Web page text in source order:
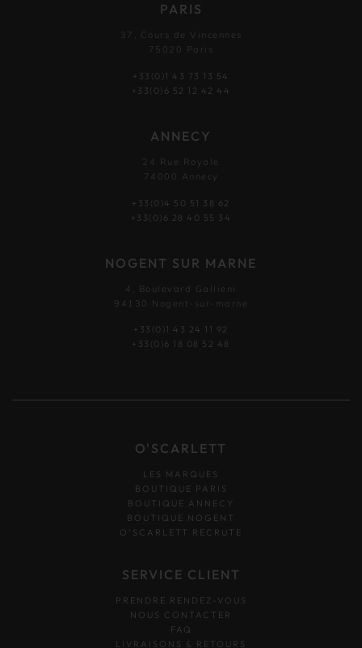
PARIS
37, Cours de Vincennes
75020 Paris
+33(0)1 43 73 13 54
+33(0)6 52 12 42 44
ANNECY
24 Rue Royale
74000 Annecy
+33(0)4 50 51 38 62
+33(0)6 28 40 55 34
NOGENT SUR MARNE
4, Boulevard Gallieni
94130 Nogent-sur-marne
+33(0)1 43 24 11 92
+33(0)6 18 08 52 48
O'SCARLETT
LES MARQUES
BOUTIQUE PARIS
BOUTIQUE ANNECY
BOUTIQUE NOGENT
O’SCARLETT RECRUTE
SERVICE CLIENT
PRENDRE RENDEZ-VOUS
NOUS CONTACTER
FAQ
LIVRAISONS & RETOURS